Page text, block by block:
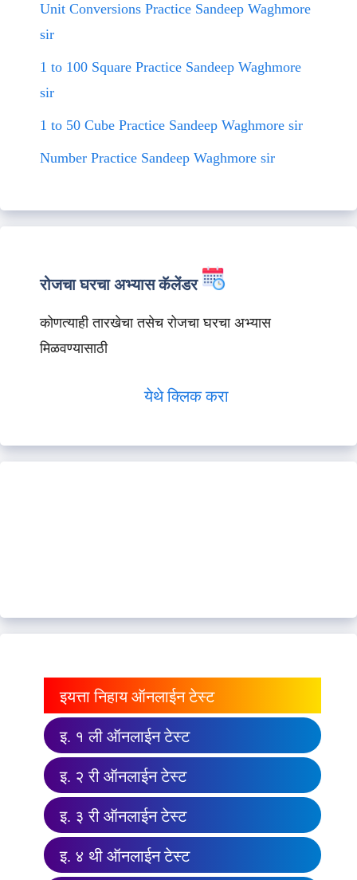
Unit Conversions Practice Sandeep Waghmore
sir
1 to 100 Square Practice Sandeep Waghmore
sir
1 to 50 Cube Practice Sandeep Waghmore sir
Number Practice Sandeep Waghmore sir
रोजचा घरचा अभ्यास कॅलेंडर
कोणत्याही तारखेचा तसेच रोजचा घरचा अभ्यास
मिळवण्यासाठी
येथे क्लिक करा
इयत्ता निहाय ऑनलाईन टेस्ट
इ. १ ली ऑनलाईन टेस्ट
इ. २ री ऑनलाईन टेस्ट
इ. ३ री ऑनलाईन टेस्ट
इ. ४ थी ऑनलाईन टेस्ट